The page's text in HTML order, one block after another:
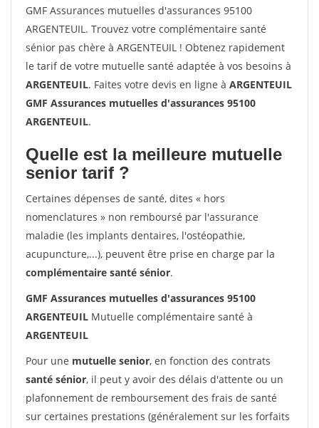
GMF Assurances mutuelles d'assurances 95100
ARGENTEUIL. Trouvez votre complémentaire santé
sénior pas chère à ARGENTEUIL ! Obtenez rapidement
le tarif de votre mutuelle santé adaptée à vos besoins à
ARGENTEUIL. Faites votre devis en ligne à ARGENTEUIL
GMF Assurances mutuelles d'assurances 95100
ARGENTEUIL.
Quelle est la meilleure mutuelle
senior tarif ?
Certaines dépenses de santé, dites « hors
nomenclatures » non remboursé par l'assurance
maladie (les implants dentaires, l'ostéopathie,
acupuncture,...), peuvent être prise en charge par la
complémentaire santé sénior.
GMF Assurances mutuelles d'assurances 95100
ARGENTEUIL Mutuelle complémentaire santé à
ARGENTEUIL
Pour une mutuelle senior, en fonction des contrats
santé sénior, il peut y avoir des délais d'attente ou un
plafonnement de remboursement des frais de santé
sur certaines prestations (généralement sur les forfaits